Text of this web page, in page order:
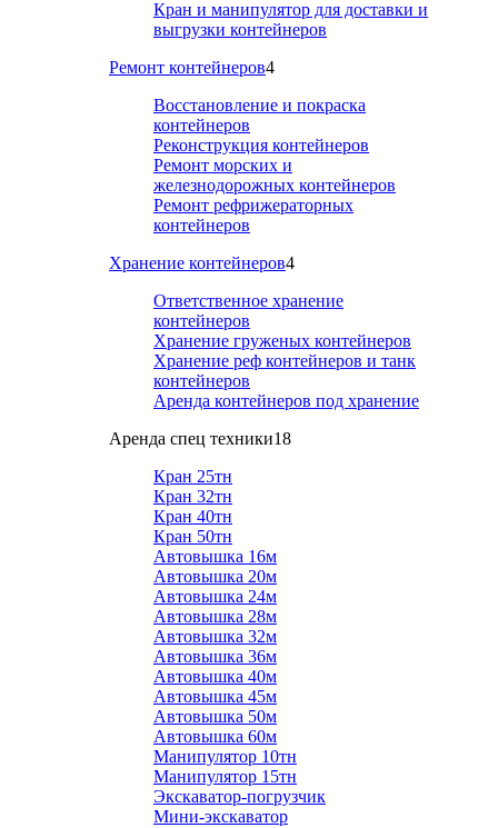
Кран и манипулятор для доставки и
выгрузки контейнеров
Ремонт контейнеров4
Восстановление и покраска
контейнеров
Реконструкция контейнеров
Ремонт морских и
железнодорожных контейнеров
Ремонт рефрижераторных
контейнеров
Хранение контейнеров4
Ответственное хранение
контейнеров
Хранение груженых контейнеров
Хранение реф контейнеров и танк
контейнеров
Аренда контейнеров под хранение
Аренда спец техники18
Кран 25тн
Кран 32тн
Кран 40тн
Кран 50тн
Автовышка 16м
Автовышка 20м
Автовышка 24м
Автовышка 28м
Автовышка 32м
Автовышка 36м
Автовышка 40м
Автовышка 45м
Автовышка 50м
Автовышка 60м
Манипулятор 10тн
Манипулятор 15тн
Экскаватор-погрузчик
Мини-экскаватор